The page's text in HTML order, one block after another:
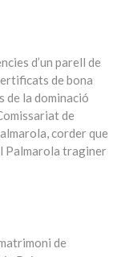
d’un parell de
de bona
de la dominació
de
corder que
Palmarola traginer
de